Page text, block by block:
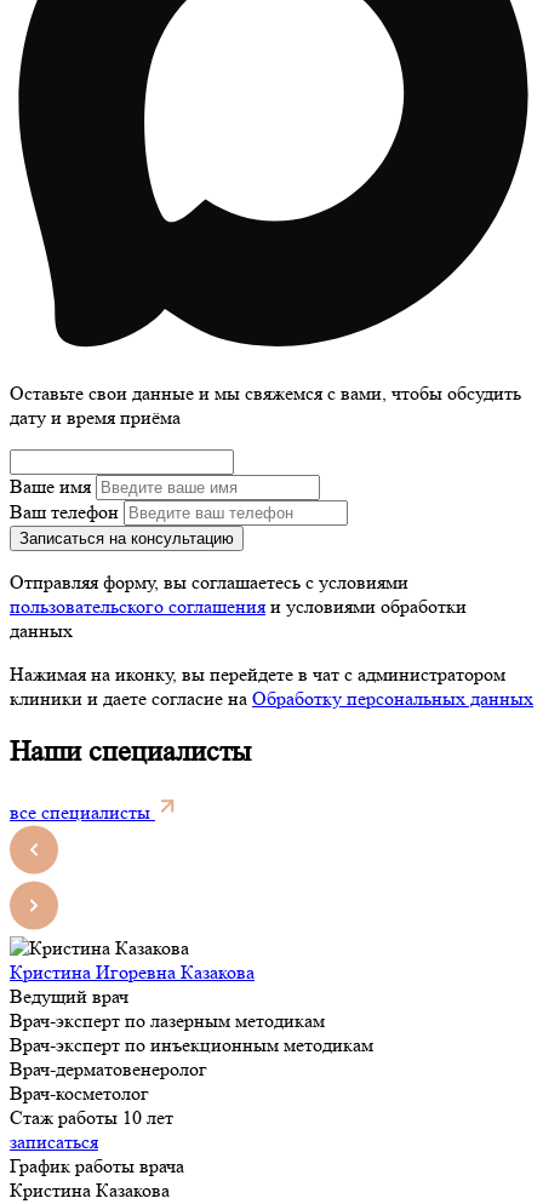
Оставьте свои данные и мы свяжемся с вами, чтобы обсудить
дату и время приёма
Ваше имя
Ваш телефон
Записаться на консультацию
Отправляя форму, вы соглашаетесь с условиями
пользовательского соглашения и условиями обработки
данных
Нажимая на иконку, вы перейдете в чат с администратором
клиники и даете согласие на Обработку персональных данных
Наши специалисты
все специалисты
Кристина Игоревна Казакова
Ведущий врач
Врач-эксперт по лазерным методикам
Врач-эксперт по инъекционным методикам
Врач-дерматовенеролог
Врач-косметолог
Стаж работы 10 лет
записаться
График работы врача
Кристина Казакова